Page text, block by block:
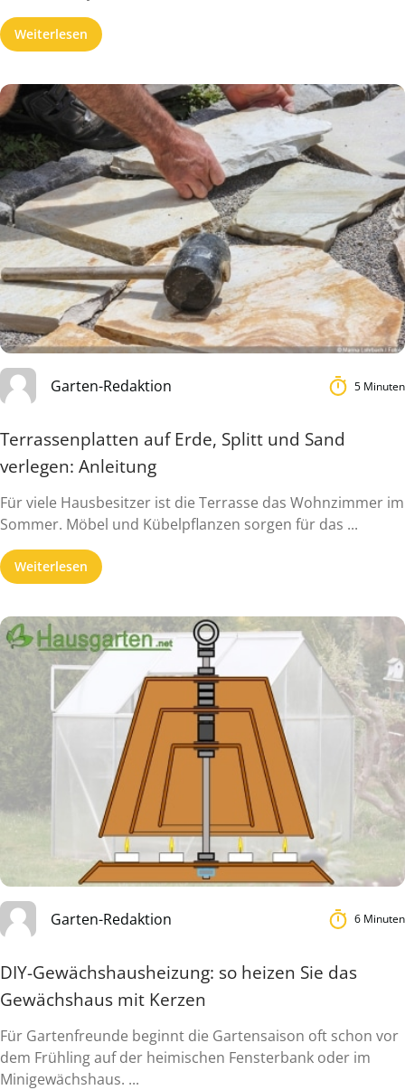
Weiterlesen
Garten-Redaktion 5 Minuten
Terrassenplatten auf Erde, Splitt und Sand
verlegen: Anleitung
Für viele Hausbesitzer ist die Terrasse das Wohnzimmer im
Sommer. Möbel und Kübelpflanzen sorgen für das ...
Weiterlesen
Garten-Redaktion 6 Minuten
DIY-Gewächshausheizung: so heizen Sie das
Gewächshaus mit Kerzen
Für Gartenfreunde beginnt die Gartensaison oft schon vor
dem Frühling auf der heimischen Fensterbank oder im
Minigewächshaus. ...